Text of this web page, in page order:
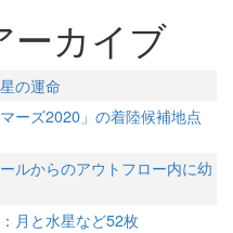
ーカイブ
の運命
ーズ2020」の着陸候補地点
ルからのアウトフロー内に幼
月と水星など52枚